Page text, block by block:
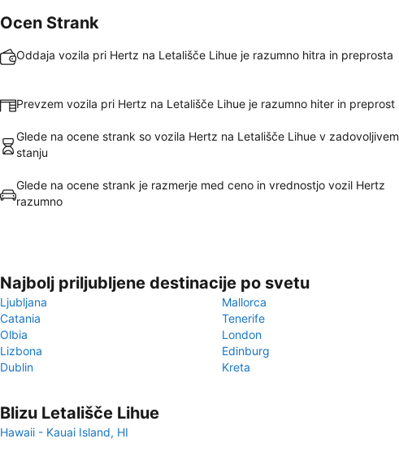
Ocen Strank
Oddaja vozila pri Hertz na Letališče Lihue je razumno hitra in preprosta
Prevzem vozila pri Hertz na Letališče Lihue je razumno hiter in preprost
Glede na ocene strank so vozila Hertz na Letališče Lihue v zadovoljivem
stanju
Glede na ocene strank je razmerje med ceno in vrednostjo vozil Hertz
razumno
Najbolj priljubljene destinacije po svetu
Ljubljana
Mallorca
Catania
Tenerife
Olbia
London
Lizbona
Edinburg
Dublin
Kreta
Blizu Letališče Lihue
Hawaii - Kauai Island, HI